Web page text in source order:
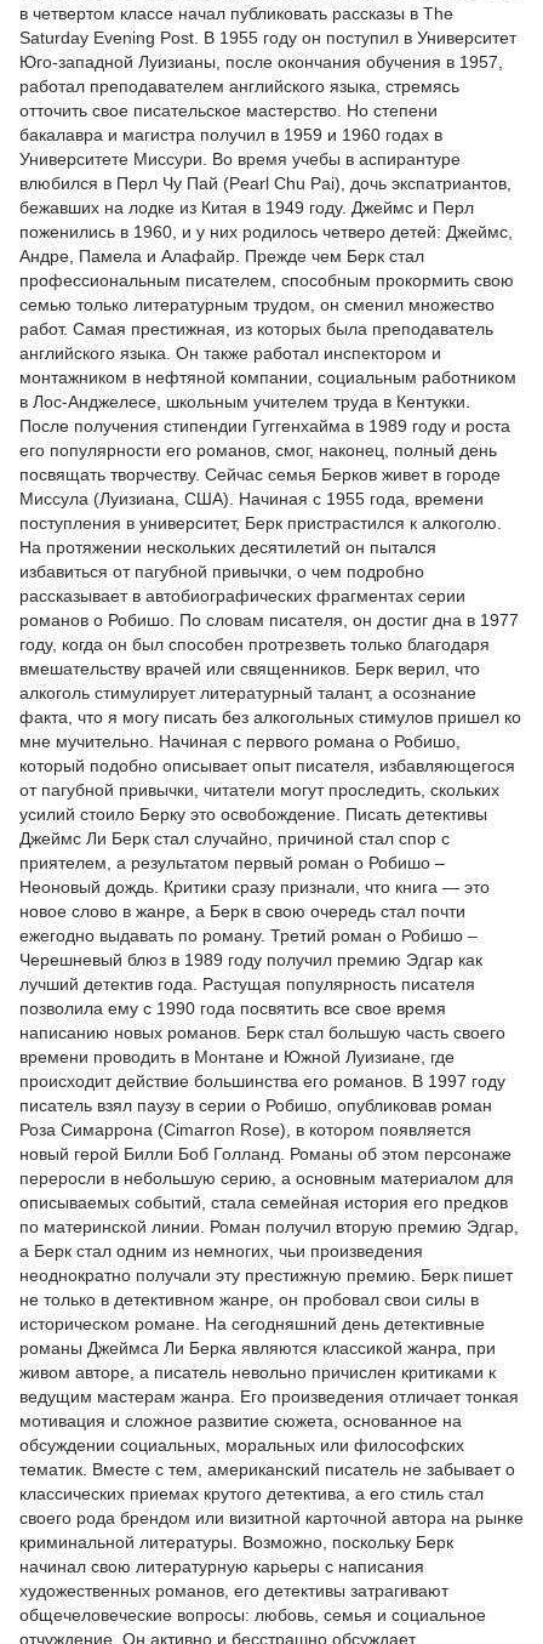
в четвертом классе начал публиковать рассказы в The
Saturday Evening Post. В 1955 году он поступил в Университет
Юго-западной Луизианы, после окончания обучения в 1957,
работал преподавателем английского языка, стремясь
отточить свое писательское мастерство. Но степени
бакалавра и магистра получил в 1959 и 1960 годах в
Университете Миссури. Во время учебы в аспирантуре
влюбился в Перл Чу Пай (Pearl Chu Pai), дочь экспатриантов,
бежавших на лодке из Китая в 1949 году. Джеймс и Перл
поженились в 1960, и у них родилось четверо детей: Джеймс,
Андре, Памела и Алафайр. Прежде чем Берк стал
профессиональным писателем, способным прокормить свою
семью только литературным трудом, он сменил множество
работ. Самая престижная, из которых была преподаватель
английского языка. Он также работал инспектором и
монтажником в нефтяной компании, социальным работником
в Лос-Анджелесе, школьным учителем труда в Кентукки.
После получения стипендии Гуггенхайма в 1989 году и роста
его популярности его романов, смог, наконец, полный день
посвящать творчеству. Сейчас семья Берков живет в городе
Миссула (Луизиана, США). Начиная с 1955 года, времени
поступления в университет, Берк пристрастился к алкоголю.
На протяжении нескольких десятилетий он пытался
избавиться от пагубной привычки, о чем подробно
рассказывает в автобиографических фрагментах серии
романов о Робишо. По словам писателя, он достиг дна в 1977
году, когда он был способен протрезветь только благодаря
вмешательству врачей или священников. Берк верил, что
алкоголь стимулирует литературный талант, а осознание
факта, что я могу писать без алкогольных стимулов пришел ко
мне мучительно. Начиная с первого романа о Робишо,
который подобно описывает опыт писателя, избавляющегося
от пагубной привычки, читатели могут проследить, скольких
усилий стоило Берку это освобождение. Писать детективы
Джеймс Ли Берк стал случайно, причиной стал спор с
приятелем, а результатом первый роман о Робишо –
Неоновый дождь. Критики сразу признали, что книга — это
новое слово в жанре, а Берк в свою очередь стал почти
ежегодно выдавать по роману. Третий роман о Робишо –
Черешневый блюз в 1989 году получил премию Эдгар как
лучший детектив года. Растущая популярность писателя
позволила ему с 1990 года посвятить все свое время
написанию новых романов. Берк стал большую часть своего
времени проводить в Монтане и Южной Луизиане, где
происходит действие большинства его романов. В 1997 году
писатель взял паузу в серии о Робишо, опубликовав роман
Роза Симаррона (Cimarron Rose), в котором появляется
новый герой Билли Боб Голланд. Романы об этом персонаже
переросли в небольшую серию, а основным материалом для
описываемых событий, стала семейная история его предков
по материнской линии. Роман получил вторую премию Эдгар,
а Берк стал одним из немногих, чьи произведения
неоднократно получали эту престижную премию. Берк пишет
не только в детективном жанре, он пробовал свои силы в
историческом романе. На сегодняшний день детективные
романы Джеймса Ли Берка являются классикой жанра, при
живом авторе, а писатель невольно причислен критиками к
ведущим мастерам жанра. Его произведения отличает тонкая
мотивация и сложное развитие сюжета, основанное на
обсуждении социальных, моральных или философских
тематик. Вместе с тем, американский писатель не забывает о
классических приемах крутого детектива, а его стиль стал
своего рода брендом или визитной карточной автора на рынке
криминальной литературы. Возможно, поскольку Берк
начинал свою литературную карьеры с написания
художественных романов, его детективы затрагивают
общечеловеческие вопросы: любовь, семья и социальное
отчуждение. Он активно и бесстрашно обсуждает